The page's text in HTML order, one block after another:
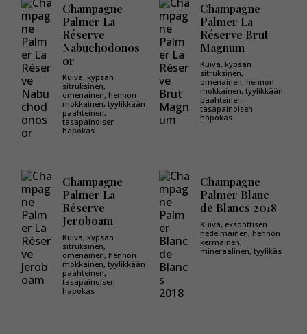
Champagne
Palmer La
Réserve
Nabuchodonos
or
Kuiva, kypsän
sitruksinen,
omenainen, hennon
mokkainen, tyylikkään
paahteinen,
tasapainoisen
hapokas
Champagne
Palmer La
Réserve Brut
Magnum
Kuiva, kypsän
sitruksinen,
omenainen, hennon
mokkainen, tyylikkään
paahteinen,
tasapainoisen
hapokas
Champagne
Palmer La
Réserve
Jeroboam
Kuiva, kypsän
sitruksinen,
omenainen, hennon
mokkainen, tyylikkään
paahteinen,
tasapainoisen
hapokas
Champagne
Palmer Blanc
de Blancs 2018
Kuiva, eksoottisen
hedelmäinen, hennon
kermainen,
mineraalinen, tyylikäs